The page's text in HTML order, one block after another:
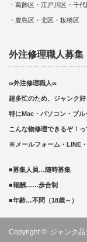
・葛飾区・江戸川区・千
・豊島区・北区・板橋区
外注修理職人募集
∞外注修理職人∞
超多忙のため、ジャンク
特にMac・パソコン・ブ
こんな物修理できるぞ！
※メールフォーム・LINE
■募集人員…随時募集
■報酬……歩合制
■年齢…不問（18歳～）
Copyright © ジャンク